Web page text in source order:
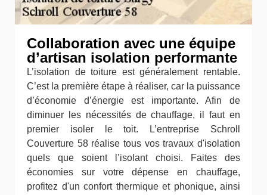
Collaboration avec une équipe
d’artisan isolation performante
L’isolation de toiture est généralement rentable.
C’est la première étape à réaliser, car la puissance
d’économie d’énergie est importante. Afin de
diminuer les nécessités de chauffage, il faut en
premier isoler le toit. L’entreprise Schroll
Couverture 58 réalise tous vos travaux d'isolation
quels que soient l’isolant choisi. Faites des
économies sur votre dépense en chauffage,
profitez d'un confort thermique et phonique, ainsi